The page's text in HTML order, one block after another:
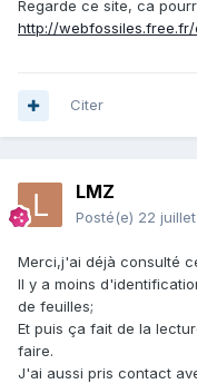
Regarde ce site, ca
http://
Citer
LMZ
Posté(e) 22
Merci,j'ai déjà consulté
Il y a moins
de feuilles;
Et puis ça fait de la
faire.
J'ai aussi pris contact